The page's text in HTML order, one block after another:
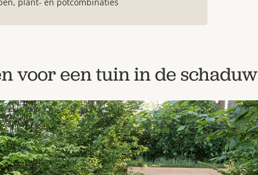
voor een tuin in de schaduw